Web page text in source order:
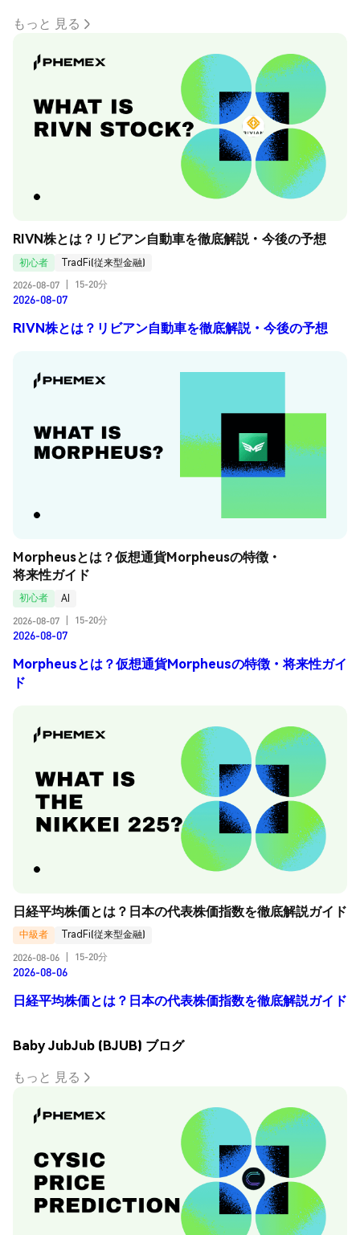
もっと 見る
RIVN株とは？リビアン自動車を徹底解説・今後の予想
初心者
TradFi(従来型金融)
2026-08-07
15-20分
2026-08-07
RIVN株とは？リビアン自動車を徹底解説・今後の予想
Morpheusとは？仮想通貨Morpheusの特徴・
将来性ガイド
初心者
AI
2026-08-07
15-20分
2026-08-07
Morpheusとは？仮想通貨Morpheusの特徴・将来性ガイ
ド
日経平均株価とは？日本の代表株価指数を徹底解説ガイド
中級者
TradFi(従来型金融)
2026-08-06
15-20分
2026-08-06
日経平均株価とは？日本の代表株価指数を徹底解説ガイド
Baby JubJub (BJUB) ブログ
もっと 見る